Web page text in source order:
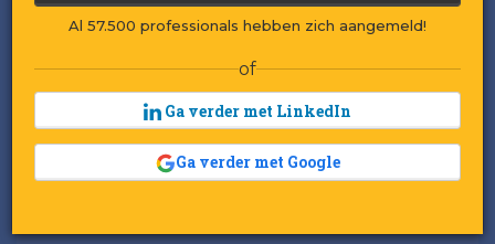
Al 57.500 professionals hebben zich aangemeld!
of
Ga verder met LinkedIn
Ga verder met Google